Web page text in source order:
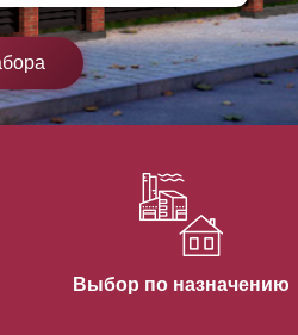
Выбор по назначению